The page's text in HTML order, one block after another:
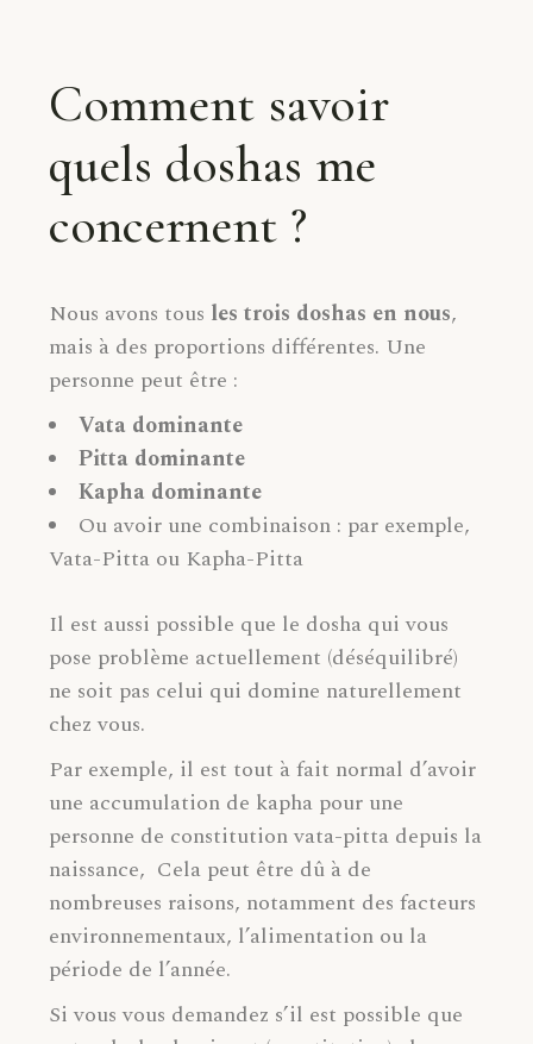
Comment savoir
quels doshas me
concernent ?
Nous avons tous les trois doshas en nous,
mais à des proportions différentes. Une
personne peut être :
Vata dominante
Pitta dominante
Kapha dominante
Ou avoir une combinaison : par exemple,
Vata-Pitta ou Kapha-Pitta
Il est aussi possible que le dosha qui vous
pose problème actuellement (déséquilibré)
ne soit pas celui qui domine naturellement
chez vous.
Par exemple, il est tout à fait normal d’avoir
une accumulation de kapha pour une
personne de constitution vata-pitta depuis la
naissance, Cela peut être dû à de
nombreuses raisons, notamment des facteurs
environnementaux, l’alimentation ou la
période de l’année.
Si vous vous demandez s’il est possible que